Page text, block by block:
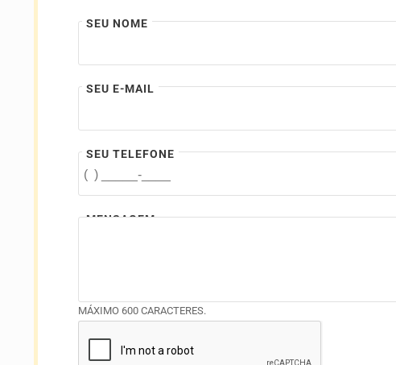
SEU NOME
SEU E-MAIL
SEU TELEFONE
MENSAGEM
MÁXIMO 600 CARACTERES.